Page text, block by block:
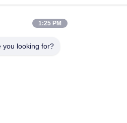
1:25 PM
you looking for?